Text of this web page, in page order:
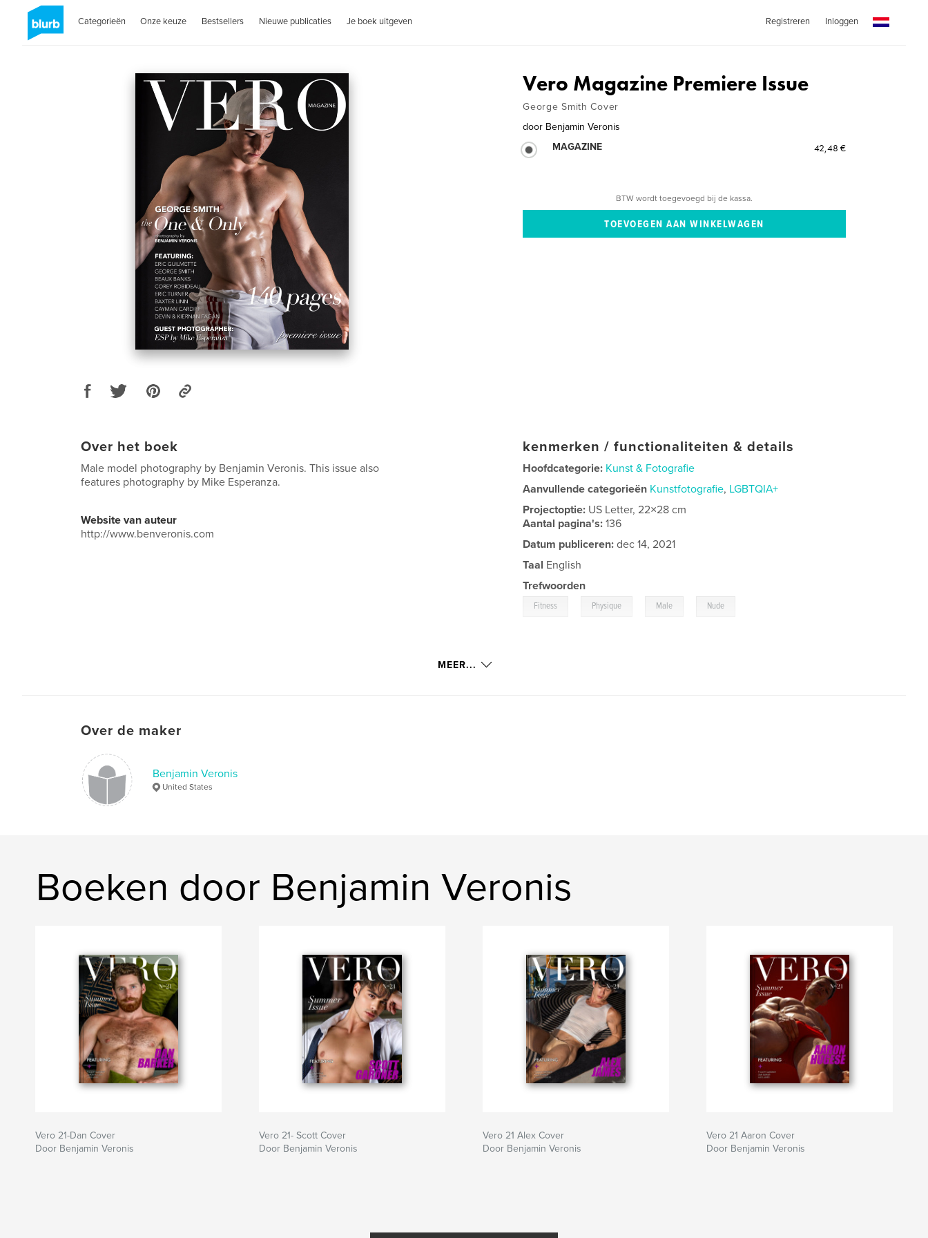
Categorieën Onze keuze Bestsellers Nieuwe publicaties Je boek uitgeven Registreren Inloggen
Vero Magazine Premiere Issue
George Smith Cover
door Benjamin Veronis
MAGAZINE
42,48 €
BTW wordt toegevoegd bij de kassa.
Over het boek
Male model photography by Benjamin Veronis. This issue also
features photography by Mike Esperanza.
Website van auteur
http://www.benveronis.com
kenmerken / functionaliteiten & details
Hoofdcategorie: Kunst & Fotografie
Aanvullende categorieën Kunstfotografie, LGBTQIA+
Projectoptie: US Letter, 22×28 cm
Aantal pagina's:136
Datum publiceren: dec 14, 2021
Taal English
Trefwoorden
Fitness Physique Male Nude
MEER...
Over de maker
Benjamin Veronis
United States
Boeken door Benjamin Veronis
Vero 21-Dan Cover
Door Benjamin Veronis
Vero 21- Scott Cover
Door Benjamin Veronis
Vero 21 Alex Cover
Door Benjamin Veronis
Vero 21 Aaron Cover
Door Benjamin Veronis